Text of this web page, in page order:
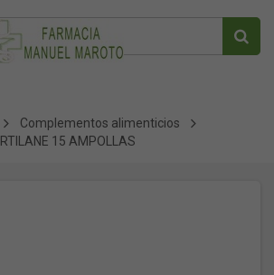
Complementos alimenticios
15 AMPOLLAS